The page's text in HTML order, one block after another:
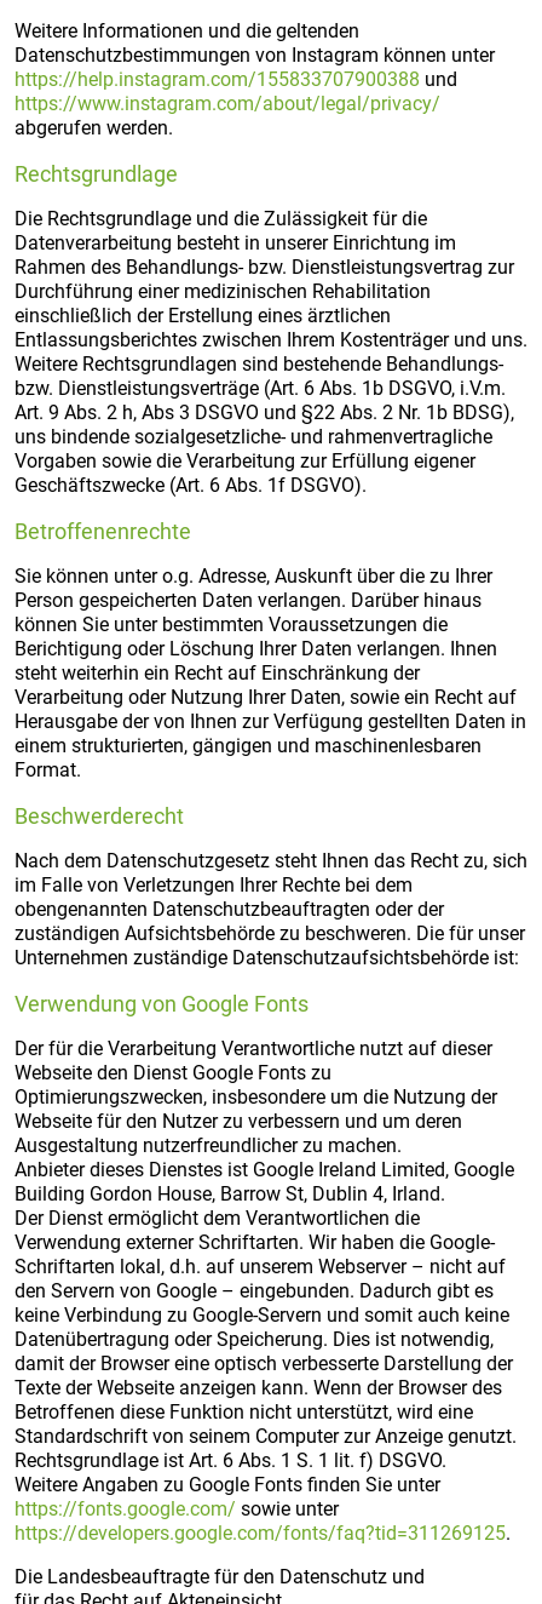
Weitere Informationen und die geltenden
Datenschutzbestimmungen von Instagram können unter
https://help.instagram.com/155833707900388 und
https://www.instagram.com/about/legal/privacy/
abgerufen werden.
Rechtsgrundlage
Die Rechtsgrundlage und die Zulässigkeit für die
Datenverarbeitung besteht in unserer Einrichtung im
Rahmen des Behandlungs- bzw. Dienstleistungsvertrag zur
Durchführung einer medizinischen Rehabilitation
einschließlich der Erstellung eines ärztlichen
Entlassungsberichtes zwischen Ihrem Kostenträger und uns.
Weitere Rechtsgrundlagen sind bestehende Behandlungs-
bzw. Dienstleistungsverträge (Art. 6 Abs. 1b DSGVO, i.V.m.
Art. 9 Abs. 2 h, Abs 3 DSGVO und §22 Abs. 2 Nr. 1b BDSG),
uns bindende sozialgesetzliche- und rahmenvertragliche
Vorgaben sowie die Verarbeitung zur Erfüllung eigener
Geschäftszwecke (Art. 6 Abs. 1f DSGVO).
Betroffenenrechte
Sie können unter o.g. Adresse, Auskunft über die zu Ihrer
Person gespeicherten Daten verlangen. Darüber hinaus
können Sie unter bestimmten Voraussetzungen die
Berichtigung oder Löschung Ihrer Daten verlangen. Ihnen
steht weiterhin ein Recht auf Einschränkung der
Verarbeitung oder Nutzung Ihrer Daten, sowie ein Recht auf
Herausgabe der von Ihnen zur Verfügung gestellten Daten in
einem strukturierten, gängigen und maschinenlesbaren
Format.
Beschwerderecht
Nach dem Datenschutzgesetz steht Ihnen das Recht zu, sich
im Falle von Verletzungen Ihrer Rechte bei dem
obengenannten Datenschutzbeauftragten oder der
zuständigen Aufsichtsbehörde zu beschweren. Die für unser
Unternehmen zuständige Datenschutzaufsichtsbehörde ist:
Verwendung von Google Fonts
Der für die Verarbeitung Verantwortliche nutzt auf dieser
Webseite den Dienst Google Fonts zu
Optimierungszwecken, insbesondere um die Nutzung der
Webseite für den Nutzer zu verbessern und um deren
Ausgestaltung nutzerfreundlicher zu machen.
Anbieter dieses Dienstes ist Google Ireland Limited, Google
Building Gordon House, Barrow St, Dublin 4, Irland.
Der Dienst ermöglicht dem Verantwortlichen die
Verwendung externer Schriftarten. Wir haben die Google-
Schriftarten lokal, d.h. auf unserem Webserver – nicht auf
den Servern von Google – eingebunden. Dadurch gibt es
keine Verbindung zu Google-Servern und somit auch keine
Datenübertragung oder Speicherung. Dies ist notwendig,
damit der Browser eine optisch verbesserte Darstellung der
Texte der Webseite anzeigen kann. Wenn der Browser des
Betroffenen diese Funktion nicht unterstützt, wird eine
Standardschrift von seinem Computer zur Anzeige genutzt.
Rechtsgrundlage ist Art. 6 Abs. 1 S. 1 lit. f) DSGVO.
Weitere Angaben zu Google Fonts finden Sie unter
https://fonts.google.com/ sowie unter
https://developers.google.com/fonts/faq?tid=311269125.
Die Landesbeauftragte für den Datenschutz und